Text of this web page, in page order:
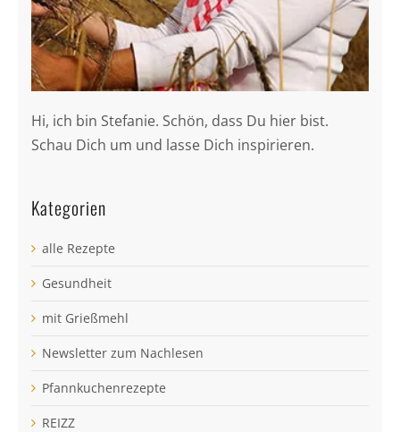
Hi, ich bin Stefanie. Schön, dass Du hier bist.
Schau Dich um und lasse Dich inspirieren.
Kategorien
alle Rezepte
Gesundheit
mit Grießmehl
Newsletter zum Nachlesen
Pfannkuchenrezepte
REIZZ